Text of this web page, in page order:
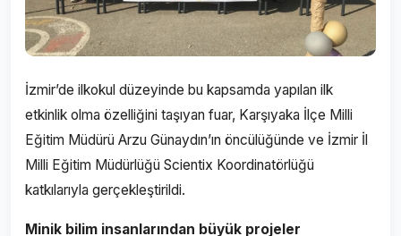
İzmir’de ilkokul düzeyinde bu kapsamda yapılan ilk
etkinlik olma özelliğini taşıyan fuar, Karşıyaka İlçe Milli
Eğitim Müdürü Arzu Günaydın’ın öncülüğünde ve İzmir İl
Milli Eğitim Müdürlüğü Scientix Koordinatörlüğü
katkılarıyla gerçekleştirildi.
Minik bilim insanlarından büyük projeler